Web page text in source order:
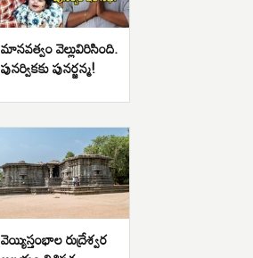
మానవత్వం వెల్లువిరిసింది.
పునర్వికకు పునర్జన్మ!
వెయ్యిస్తంభాల రుద్రేశ్వర